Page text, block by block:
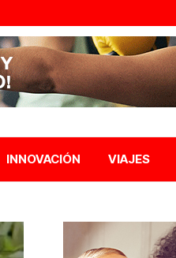
INNOVACIÓN VIAJES